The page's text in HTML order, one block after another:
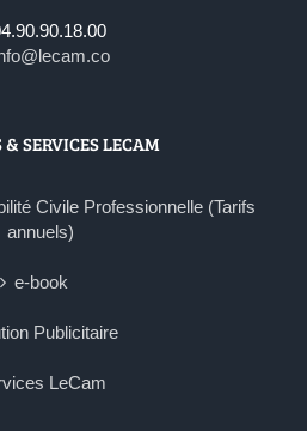
& SERVICES LECAM
Civile Professionnelle (Tarifs
annuels)
e-book
Publicitaire
LeCam